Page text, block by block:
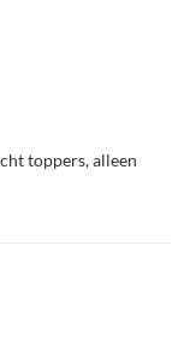
toppers, alleen